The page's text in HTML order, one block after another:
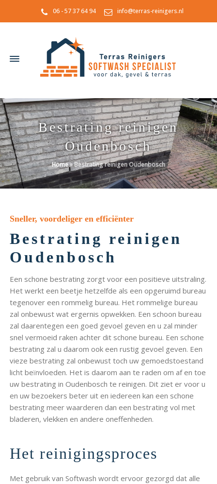
06 - 57 37 64 94 info@terras-reinigers.nl
Bestrating reinigen
Oudenbosch
Home»Bestrating reinigen Oudenbosch
Sneller, voordeliger en efficiënter
Bestrating reinigen
Oudenbosch
Een schone bestrating zorgt voor een positieve uitstraling.
Het werkt een beetje hetzelfde als een opgeruimd bureau
tegenover een rommelig bureau. Het rommelige bureau
zal onbewust wat ergernis opwekken. Een schoon bureau
zal daarentegen een goed gevoel geven en u zal minder
snel vermoeid raken achter dit schone bureau. Een schone
bestrating zal u daarom ook een rustig gevoel geven. Een
vieze bestrating zal onbewust toch uw gemoedstoestand
licht beïnvloeden. Het is daarom aan te raden om af en toe
uw bestrating in Oudenbosch te reinigen. Dit ziet er voor u
en uw bezoekers beter uit en iedereen kan een schone
bestrating meer waarderen dan een bestrating vol met
bladeren, vlekken en andere oneffenheden.
Het reinigingsproces
Met gebruik van Softwash wordt ervoor gezorgd dat alle